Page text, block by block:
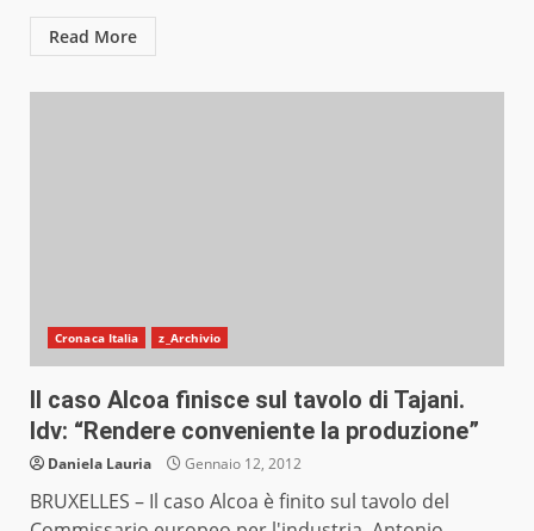
Read More
Cronaca Italia z_Archivio
Il caso Alcoa finisce sul tavolo di Tajani.
Idv: “Rendere conveniente la produzione”
Daniela Lauria Gennaio 12, 2012
BRUXELLES – Il caso Alcoa è finito sul tavolo del